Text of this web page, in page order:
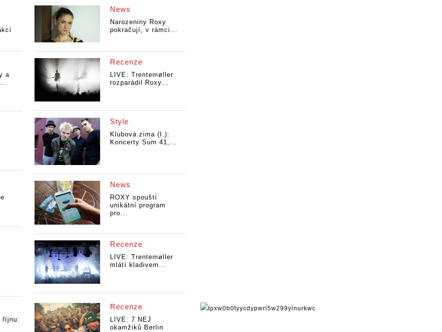
News
Narozeniny Roxy
pokračují, v rámci...
a
Recenze
LIVE: Trentemøller
rozparádil Roxy...
Style
Klubová zima (I.):
Koncerty Sum 41,...
News
ROXY spouští
unikátní program
pro...
Recenze
LIVE: Trentemøller
mlátí kladivem...
říjnu:
Recenze
LIVE: 7 NEJ
okamžiků Berlin